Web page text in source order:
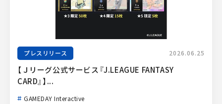
プレスリリース 2026.06.25
【Ｊリーグ公式サービス『J.LEAGUE FANTASY
CARD』】...
GAMEDAY Interactive